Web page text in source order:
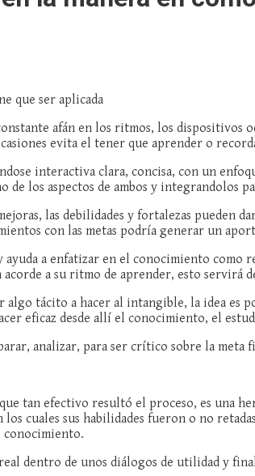
que ser aplicada
afán en los ritmos, los dispositivos
evita el tener que aprender o
interactiva clara, concisa, con un
los aspectos de ambos y integrandolos
las debilidades y fortalezas pueden
con las metas podría generar un
a enfatizar en el conocimiento
a su ritmo de aprender, esto servirá
tácito a hacer al intangible, la idea
eficaz desde allí el conocimiento, el
analizar, para ser crítico sobre la meta
tan efectivo resultó el proceso, es una
cuales sus habilidades fueron o no
conocimiento.
dentro de unos diálogos de utilidad y